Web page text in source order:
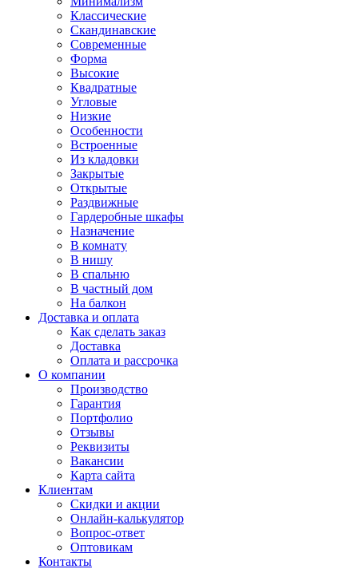
Классические
Скандинавские
Современные
Форма
Высокие
Квадратные
Угловые
Низкие
Особенности
Встроенные
Из кладовки
Закрытые
Открытые
Раздвижные
Гардеробные шкафы
Назначение
В комнату
В нишу
В спальню
В частный дом
На балкон
Доставка и оплата
Как сделать заказ
Доставка
Оплата и рассрочка
О компании
Производство
Гарантия
Портфолио
Отзывы
Реквизиты
Вакансии
Карта сайта
Клиентам
Скидки и акции
Онлайн-калькулятор
Вопрос-ответ
Оптовикам
Контакты